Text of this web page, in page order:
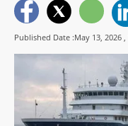
Published Date :May 13, 2026 ,